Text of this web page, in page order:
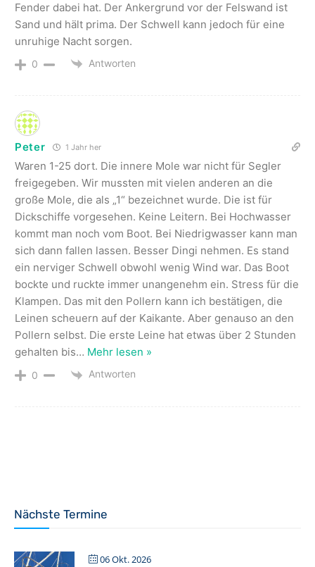
Fender dabei hat. Der Ankergrund vor der Felswand ist
Sand und hält prima. Der Schwell kann jedoch für eine
unruhige Nacht sorgen.
0 Antworten
Peter 1 Jahr her
Waren 1-25 dort. Die innere Mole war nicht für Segler
freigegeben. Wir mussten mit vielen anderen an die
große Mole, die als „1“ bezeichnet wurde. Die ist für
Dickschiffe vorgesehen. Keine Leitern. Bei Hochwasser
kommt man noch vom Boot. Bei Niedrigwasser kann man
sich dann fallen lassen. Besser Dingi nehmen. Es stand
ein nerviger Schwell obwohl wenig Wind war. Das Boot
bockte und ruckte immer unangenehm ein. Stress für die
Klampen. Das mit den Pollern kann ich bestätigen, die
Leinen scheuern auf der Kaikante. Aber genauso an den
Pollern selbst. Die erste Leine hat etwas über 2 Stunden
gehalten bis… Mehr lesen »
0 Antworten
Nächste Termine
06 Okt. 2026